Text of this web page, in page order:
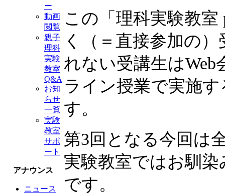
ー
動画
閲覧
親子
理科
実験
教室
Q&A
お知
らせ
一覧
実験
教室
サポ
ート
アナウンス
ニュース
この「理科実験教
く（＝直接参加の
れない受講生は
ライン授業で実施
す。
第3回となる今回は
実験教室ではお馴
です。